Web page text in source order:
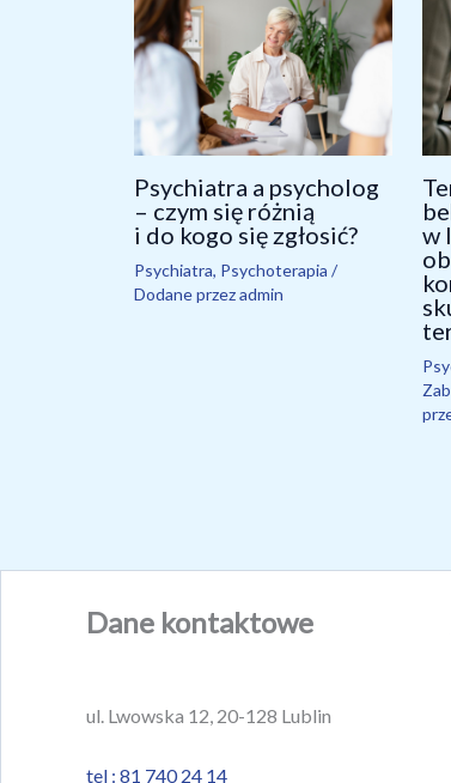
Psychiatra a psycholog
– czym się różnią
i do kogo się zgłosić?
Psychiatra, Psychoterapia /
Dodane przezadmin
w
Dane kontaktowe
ul. Lwowska 12, 20-128 Lublin
tel : 81 740 24 14